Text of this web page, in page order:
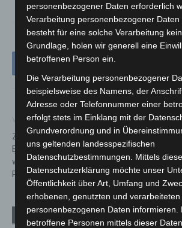
Vorheriger Artikel
Zum Austausch zwischen
Bund und Ländern und zum
weiteren Vorgehen in der
Pandemie
Jähriger
Verwandte Artikel Mehr vom Autor
personenbezogener Daten erforderlich
Verarbeitung personenbezogener
besteht für eine solche Verarbeitung
Grundlage, holen wir generell eine
betroffenen Person ein.
Die Verarbeitung personenbezogener
beispielsweise des Namens, der
Adresse oder Telefonnummer einer
erfolgt stets im Einklang mit der
Grundverordnung und in
uns geltenden landesspezifischen
Datenschutzbestimmungen. Mittels
Datenschutzerklärung möchte unser
Öffentlichkeit über Art, Umfang und
erhobenen, genutzten und verarbeiteten
personenbezogenen Daten informieren.
betroffene Personen mittels dieser